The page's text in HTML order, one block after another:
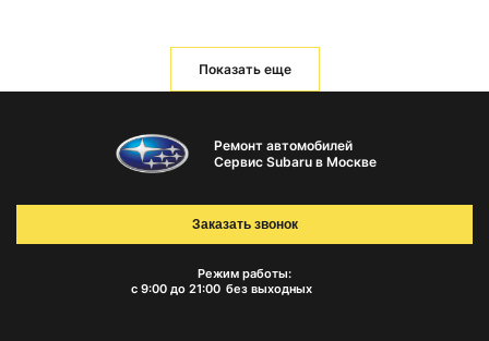
Показать еще
Ремонт автомобилей
Сервис Subaru в Москве
Режим работы:
с 9:00 до 21:00 без выходных
Заказать звонок